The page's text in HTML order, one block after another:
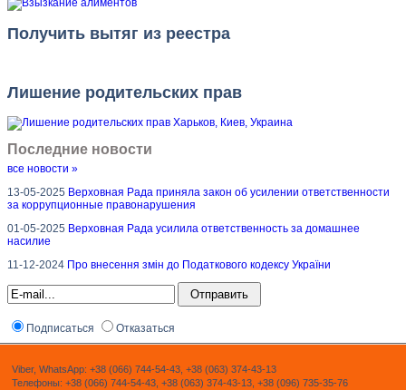
Получить вытяг из реестра
Лишение родительских прав
Последние новости
все новости »
13-05-2025 Верховная Рада приняла закон об усилении ответственности
за коррупционные правонарушения
01-05-2025 Верховная Рада усилила ответственность за домашнее
насилие
11-12-2024 Про внесення змін до Податкового кодексу України
Подписаться Отказаться
Viber, WhatsApp: +38 (066) 744-54-43, +38 (063) 374-43-13
Телефоны: +38 (066) 744-54-43, +38 (063) 374-43-13, +38 (096) 735-35-76